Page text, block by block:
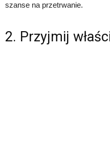
szanse na przetrwanie.
2. Przyjmij